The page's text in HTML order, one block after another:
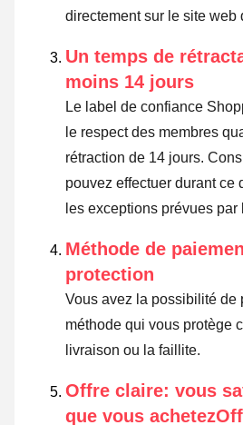
directement sur le site web
Un temps de
moins 14 jours
Le label de confiance
le respect des membres
rétraction de 14 jours.
pouvez effectuer durant ce
les exceptions prévues par
Méthode de
protection
Vous avez la possibilité de
méthode qui vous protège
livraison ou la faillite.
Offre claire: vous
que vous